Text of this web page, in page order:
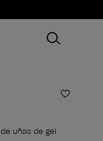
Añadir
uñas de gel